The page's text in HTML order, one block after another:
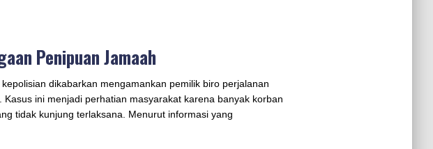
Penipuan Jamaah
dikabarkan mengamankan pemilik biro perjalanan
ini menjadi perhatian masyarakat karena banyak korban
tidak kunjung terlaksana. Menurut informasi yang